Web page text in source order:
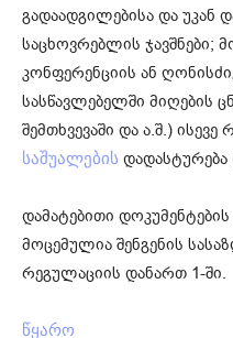
გადაადგილებისა და უკან
საცხოვრებლის ჯავშნები;
კონფერენციის ან
სასწავლებელში მიღების
შემთხვევაში და ა.შ.)
საშუალების
დამატებითი
მოცემულია შენგენის
რეგულაციის დანართ 1-ში.
წყარო